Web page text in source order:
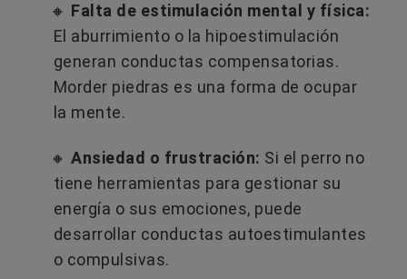
🔸 Falta de estimulación mental y física:
El aburrimiento o la hipoestimulación
generan conductas compensatorias.
Morder piedras es una forma de ocupar
la mente.
🔸 Ansiedad o frustración: Si el perro no
tiene herramientas para gestionar su
energía o sus emociones, puede
desarrollar conductas autoestimulantes
o compulsivas.